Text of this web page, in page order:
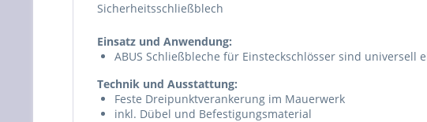
Sicherheitsschließblech
Einsatz und Anwendung:
ABUS Schließbleche für Einsteckschlösser sind
Technik und Ausstattung:
Feste Dreipunktverankerung im Mauerwerk
inkl. Dübel und Befestigungsmaterial